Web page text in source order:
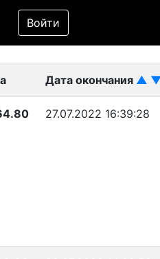
Войти
Фильтр
Дата окончания ▲
27.07.2022 16:39:28